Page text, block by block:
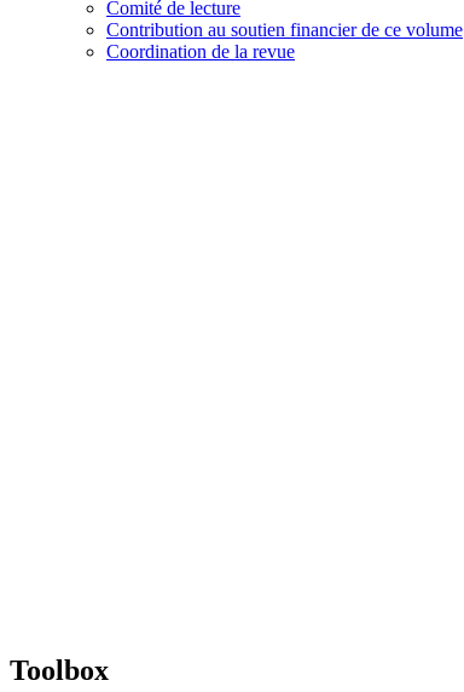
Comité de lecture
Contribution au soutien financier de ce volume
Coordination de la revue
Toolbox